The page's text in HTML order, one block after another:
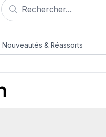
Nouveautés & Réassorts